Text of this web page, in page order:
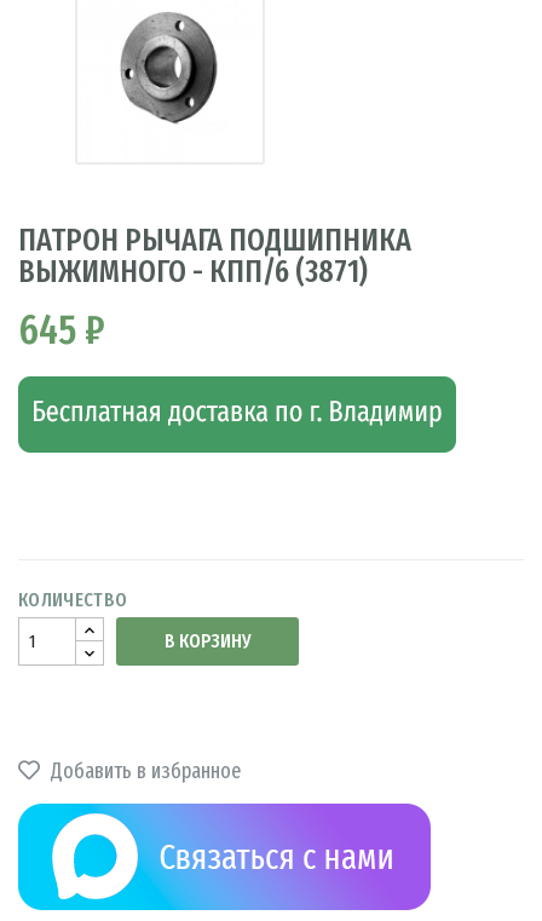
ПАТРОН РЫЧАГА ПОДШИПНИКА
ВЫЖИМНОГО - КПП/6 (3871)
645 ₽
КОЛИЧЕСТВО
В КОРЗИНУ
Добавить в избранное